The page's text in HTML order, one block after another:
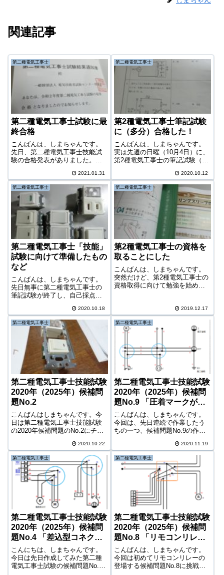
関連記事
第二種電気工事士
第二種電気工事士試験に最
終合格
こんばんは、しまちゃんです。
先日、第二種電気工事士技能試
験の合格発表がありました。ア
らない「電気技術者試験センタ
ー」のサイトでやっとのこと確
認すると。。、合格！とりあえ
ずホッとしました。いやぁ、実
は、ほとんど心配...
2021.01.31
第二種電気工事士
第2種電気工事士筆記試験
に（多分）合格した！
こんばんは、しまちゃんです。
実は先週の日曜（10月4日）に、
第2種電気工事士の筆記試験（下
上期に申し込みをしていたんだ
けど、コロナで中止。下期の日
程に延期となっていた。ここま
でのあらすじ突然第2種電気工事
士とい...
2020.10.12
第二種電気工事士
第二種電気工事士「技能」
試験に向けて準備したもの
など
こんばんは、しまちゃんです。
先日無事に第二種電気工事士の
筆記試験が終了し、自己採点の
格しているということが分かっ
た。そうすると俄然やる気が出
てきて、しっかりと準備して12
月の技能試験に臨もうかという
気持ちが強くな...
2020.10.18
第二種電気工事士
第2種電気工事士の資格を
取ることにした
こんばんは、しまちゃんです。
突然だけど、第2種電気工事士の
資格取得に向けて勉強を始める
工事士の資格を取ろうと思った
かと言えば、単純に電気の知識
や電気工事の技術を持つという
ことに対する憧...
2019.12.17
第二種電気工事士
第二種電気工事士技能試験
2020年（2025年）候補問
題No.2
こんばんはしまちゃんです。今
日は第二種電気工事士技能試験
の2020年候補問題のNo.2にチャ
（2025年）候補問題No.2※2025
年（令和7年）も同一問題です。
こんな感じ。特徴としては、イ
のスイッチの上にパイ...
2020.10.22
第二種電気工事士
第二種電気工事士技能試験
2020年（2025年）候補問
題No.9 「圧着マークがつ
かない」の巻
こんばんは、しまちゃんです。
今回は、先日連続で作業したう
ちの一つ、候補問題No.9の作業
まり複雑ではなかったものの、
思わぬ落とし穴が待ち受けてい
ました。というか、ここで気付
いておいてよかったよ・・。
2020年（2...
2020.11.19
第二種電気工事士
第二種電気工事士技能試験
2020年（2025年）候補問
題No.4 「差込型コネクタ
が憎い」の巻
こんにちは、しまちゃんです。
今日は先日作成してみた第二種
電気工事士試験の候補問題No.4
第二種電気工事士
第二種電気工事士技能試験
2020年（2025年）候補問
題No.8 「リモコンリレー
で自己最速記録更新!?」の
巻
こんばんは、しまちゃんです。
今回は初めてリモコンリレーの
登場する候補問題No.8に挑戦で